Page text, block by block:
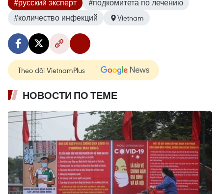
#русский эксперт
#подкомитета по лечению
#количество инфекций
Vietnam
Theo dõi VietnamPlus
НОВОСТИ ПО ТЕМЕ